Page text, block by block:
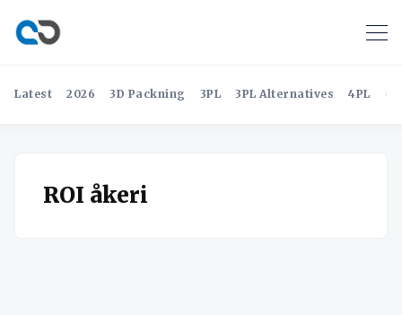
Latest 2026 3D Packning 3PL 3PL Alternatives 4PL
ROI åkeri